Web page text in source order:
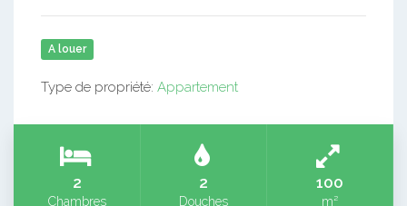
A louer
Type de propriété: Appartement
2
Chambres
2
Douches
100
m²